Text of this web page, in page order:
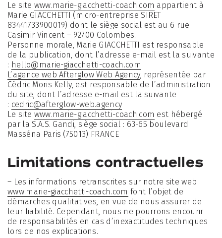
Le site www.marie-giacchetti-coach.com appartient à
Marie GIACCHETTI (micro-entreprise SIRET
83441733900019) dont le siège social est au 6 rue
Casimir Vincent – 92700 Colombes.
Personne morale, Marie GIACCHETTI est responsable
de la publication, dont l’adresse e-mail est la suivante
: hello@marie-giacchetti-coach.com
L’agence web Afterglow Web Agency, représentée par
Cédric Moris Kelly, est responsable de l’administration
du site, dont l’adresse e-mail est la suivante
: cedric@afterglow-web.agency
Le site www.marie-giacchetti-coach.com est hébergé
par la S.A.S. Gandi, siège social : 63-65 boulevard
Masséna Paris (75013) FRANCE
Limitations contractuelles
– Les informations retranscrites sur notre site web
www.marie-giacchetti-coach.com font l’objet de
démarches qualitatives, en vue de nous assurer de
leur fiabilité. Cependant, nous ne pourrons encourir
de responsabilités en cas d’inexactitudes techniques
lors de nos explications.